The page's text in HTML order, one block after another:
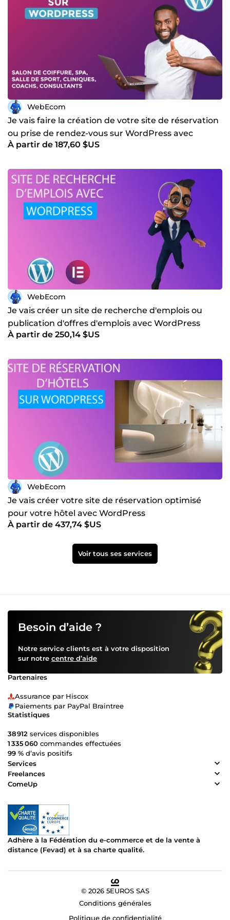
WebEcom
Je vais faire la création de votre site de réservation
ou prise de rendez-vous sur WordPress avec
Amelia
À partir de 187,60 $US
WebEcom
Je vais créer un site de recherche d'emplois ou
publication d'offres d'emplois avec WordPress
À partir de 250,14 $US
WebEcom
Je vais créer votre site de réservation optimisé
pour votre hôtel avec WordPress
À partir de 437,74 $US
Voir tous ses services
Besoin d’aide ?
Notre service clients est à votre disposition
sur notre centre d’aide
Partenaires
Assurance par Hiscox
Paiements par PayPal Braintree
Statistiques
38 912 services disponibles
1 335 060 commandes effectuées
99 % d’avis positifs
Services
Freelances
ComeUp
Adhère à la Fédération du e-commerce et de la vente à
distance (Fevad) et à sa charte qualité.
© 2026 5EUROS SAS
Conditions générales
Politique de confidentialité